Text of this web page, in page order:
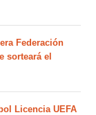
Federación
sorteará el
Licencia UEFA